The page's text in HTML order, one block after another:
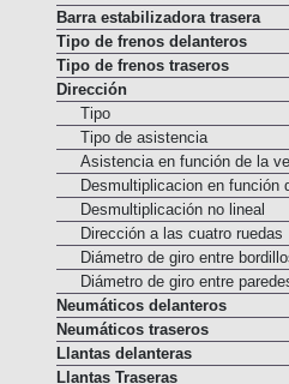
Barra estabilizadora delantera
Barra estabilizadora trasera
Tipo de frenos delanteros
Tipo de frenos traseros
Dirección
Tipo
Tipo de asistencia
Asistencia en función de la
Desmultiplicacion en función
Desmultiplicación no lineal
Dirección a las cuatro ruedas
Diámetro de giro entre
Diámetro de giro entre paredes
Neumáticos delanteros
Neumáticos traseros
Llantas delanteras